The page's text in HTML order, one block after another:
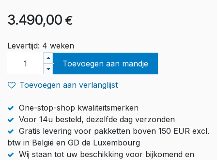
3.490,00 €
Levertijd: 4 weken
Toevoegen aan mandje
Toevoegen aan verlanglijst
One-stop-shop kwaliteitsmerken
Voor 14u besteld, dezelfde dag verzonden
Gratis levering voor pakketten boven 150 EUR excl.
btw in België en GD de Luxembourg
Wij staan tot uw beschikking voor bijkomend en